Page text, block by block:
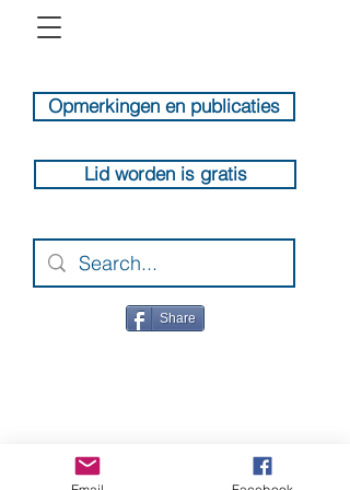
Opmerkingen en publicaties
Lid worden is gratis
Share